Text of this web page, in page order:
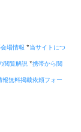
場情報 *当サイトにつ
閲覧解説 *携帯から閲
報無料掲載依頼フォー